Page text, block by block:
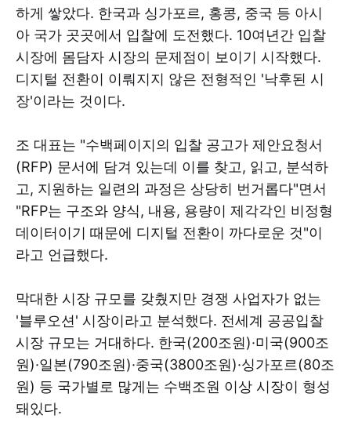
하게 쌓았다. 한국과 싱가포르, 홍콩, 중국 등 아시
아 국가 곳곳에서 입찰에 도전했다. 10여년간 입찰
시장에 몸담자 시장의 문제점이 보이기 시작했다.
디지털 전환이 이뤄지지 않은 전형적인 '낙후된 시
장'이라는 것이다.
조 대표는 "수백페이지의 입찰 공고가 제안요청서
(RFP) 문서에 담겨 있는데 이를 찾고, 읽고, 분석하
고, 지원하는 일련의 과정은 상당히 번거롭다"면서
"RFP는 구조와 양식, 내용, 용량이 제각각인 비정형
데이터이기 때문에 디지털 전환이 까다로운 것"이
라고 언급했다.
막대한 시장 규모를 갖췄지만 경쟁 사업자가 없는
'블루오션' 시장이라고 분석했다. 전세계 공공입찰
시장 규모는 거대하다. 한국(200조원)·미국(900조
원)·일본(790조원)·중국(3800조원)·싱가포르(80조
원) 등 국가별로 많게는 수백조원 이상 시장이 형성
돼있다.